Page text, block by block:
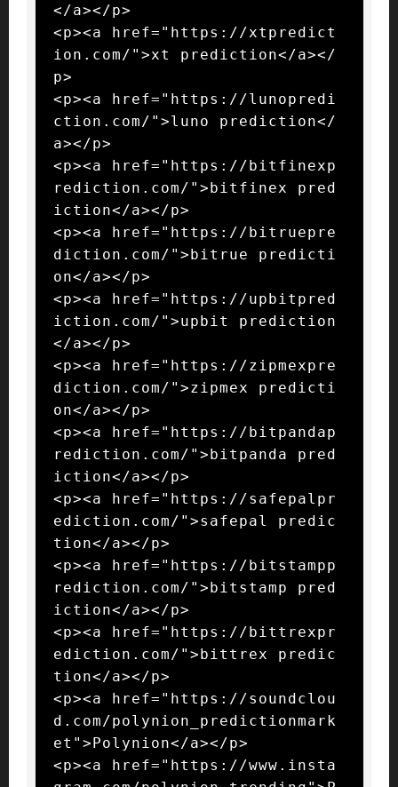
</a></p>
<p><a href="https://xtpredict
ion.com/">xt prediction</a></
p>
<p><a href="https://lunopredi
ction.com/">luno prediction</
a></p>
<p><a href="https://bitfinexp
rediction.com/">bitfinex pred
iction</a></p>
<p><a href="https://bitruepre
diction.com/">bitrue predicti
on</a></p>
<p><a href="https://upbitpred
iction.com/">upbit prediction
</a></p>
<p><a href="https://zipmexpre
diction.com/">zipmex predicti
on</a></p>
<p><a href="https://bitpandap
rediction.com/">bitpanda pred
iction</a></p>
<p><a href="https://safepalpr
ediction.com/">safepal predic
tion</a></p>
<p><a href="https://bitstampp
rediction.com/">bitstamp pred
iction</a></p>
<p><a href="https://bittrexpr
ediction.com/">bittrex predic
tion</a></p>
<p><a href="https://soundclou
d.com/polynion_predictionmark
et">Polynion</a></p>
<p><a href="https://www.insta